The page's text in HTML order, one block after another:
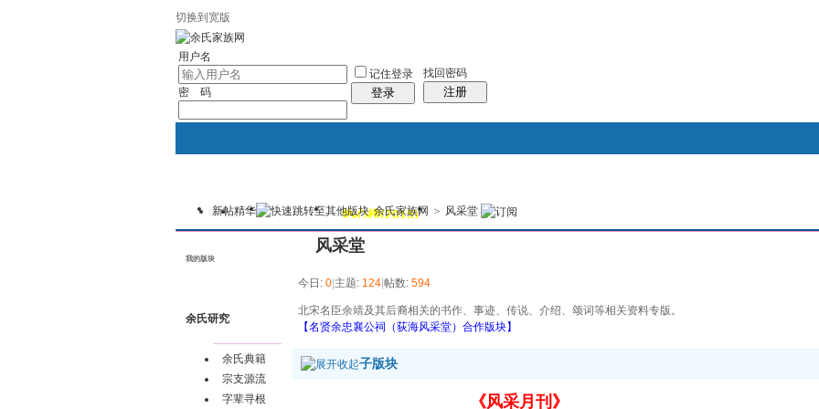
切换到宽版
用户名
密 码
记住登录
登录
找回密码
注册
我的 讨论区 热心榜(2015) 风采堂
新帖精华 余氏家族网 > 风采堂
我的版块
余氏研究
余氏典籍
宗支源流
字辈寻根
风采堂
今日: 0|主题: 124|帖数: 594
北宋名臣余靖及其后裔相关的书作、事迹、传说、介绍、颂词等相关资料专版。
【名贤余忠襄公祠（荻海风采堂）合作版块】
子版块
《风采月刊》